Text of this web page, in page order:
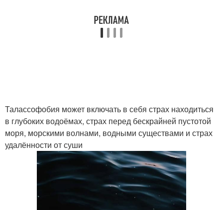
Талассофобия может включать в себя страх находиться
в глубоких водоёмах, страх перед бескрайней пустотой
моря, морскими волнами, водными существами и страх
удалённости от суши